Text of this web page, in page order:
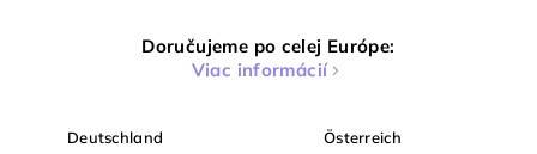
Doručujeme po celej Európe:
Viac informácií
Deutschland Österreich